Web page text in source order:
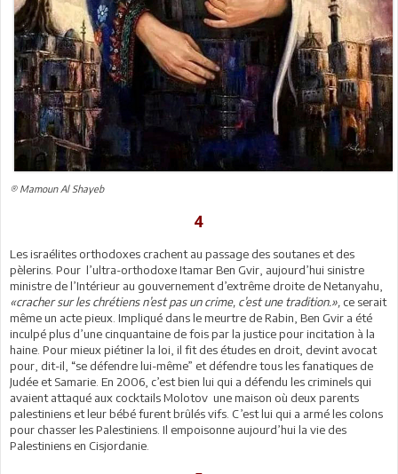
® Mamoun Al Shayeb
4
Les israélites orthodoxes crachent au passage des soutanes et des
pèlerins. Pour l’ultra-orthodoxe Itamar Ben Gvir, aujourd’hui sinistre
ministre de l’Intérieur au gouvernement d’extrême droite de Netanyahu,
«cracher sur les chrétiens n’est pas un crime, c’est une tradition.», ce serait
même un acte pieux. Impliqué dans le meurtre de Rabin, Ben Gvir a été
inculpé plus d’une cinquantaine de fois par la justice pour incitation à la
haine. Pour mieux piétiner la loi, il fit des études en droit, devint avocat
pour, dit-il, “se défendre lui-même” et défendre tous les fanatiques de
Judée et Samarie. En 2006, c’est bien lui qui a défendu les criminels qui
avaient attaqué aux cocktails Molotov une maison où deux parents
palestiniens et leur bébé furent brûlés vifs. C’est lui qui a armé les colons
pour chasser les Palestiniens. Il empoisonne aujourd’hui la vie des
Palestiniens en Cisjordanie.